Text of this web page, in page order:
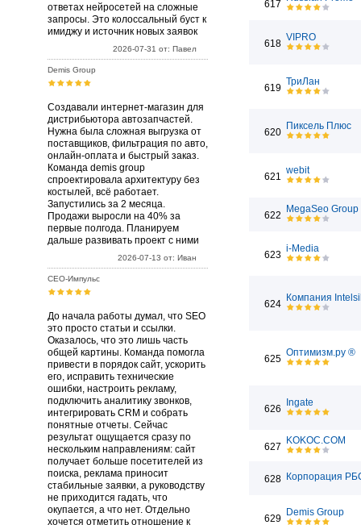
ответах нейросетей на сложные
запросы. Это колоссальный буст к
имиджу и источник новых заявок
2026-07-31 от: Павел
Demis Group
Создавали интернет-магазин для
дистрибьютора автозапчастей.
Нужна была сложная выгрузка от
поставщиков, фильтрация по авто,
онлайн-оплата и быстрый заказ.
Команда demis group
спроектировала архитектуру без
костылей, всё работает.
Запустились за 2 месяца.
Продажи выросли на 40% за
первые полгода. Планируем
дальше развивать проект с ними
2026-07-13 от: Иван
СЕО-Импульс
До начала работы думал, что SEO
это просто статьи и ссылки.
Оказалось, что это лишь часть
общей картины. Команда помогла
привести в порядок сайт, ускорить
его, исправить технические
ошибки, настроить рекламу,
подключить аналитику звонков,
интегрировать CRM и собрать
понятные отчеты. Сейчас
результат ощущается сразу по
нескольким направлениям: сайт
получает больше посетителей из
поиска, реклама приносит
стабильные заявки, а руководству
не приходится гадать, что
окупается, а что нет. Отдельно
хочется отметить отношение к
617
618
VIPRO
619
ТриЛан
620
Пиксель Плюс
621
webit
622
MegaSeo Group
623
i-Media
624
Компания
625
Оптимизм.ру ®
626
Ingate
627
KOKOC.COM
628 Корпорация
629
Demis Group